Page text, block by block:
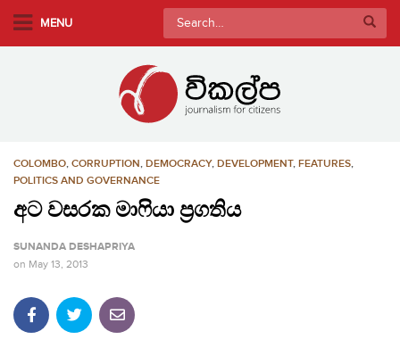
MENU
Search
for:
COLOMBO, CORRUPTION, DEMOCRACY, DEVELOPMENT, FEATURES,
POLITICS AND GOVERNANCE
අට වසරක මාෆියා ප‍්‍රගතිය
SUNANDA DESHAPRIYA
on May 13, 2013